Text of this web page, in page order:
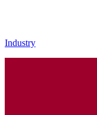
Industry